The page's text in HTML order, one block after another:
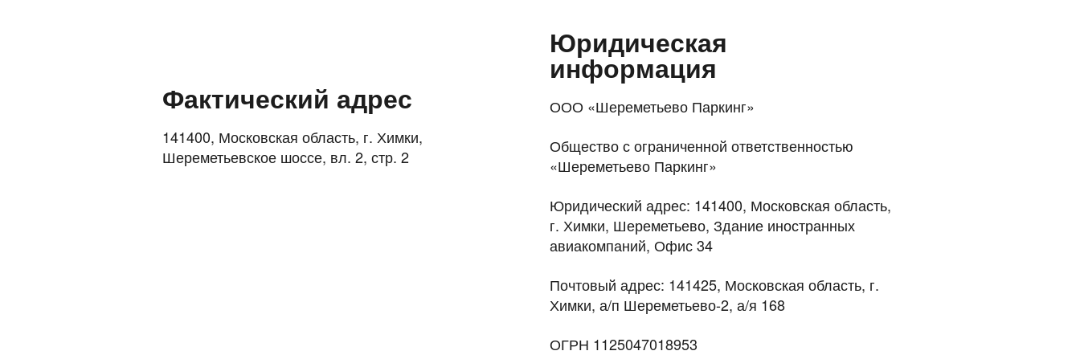
Фактический адрес
141400, Московская область, г. Химки,
Шереметьевское шоссе, вл. 2, стр. 2
Юридическая
информация
ООО «Шереметьево Паркинг»
Общество с ограниченной ответственностью
«Шереметьево Паркинг»
Юридический адрес: 141400, Московская область,
г. Химки, Шереметьево, Здание иностранных
авиакомпаний, Офис 34
Почтовый адрес: 141425, Московская область, г.
Химки, а/п Шереметьево-2, а/я 168
ОГРН 1125047018953